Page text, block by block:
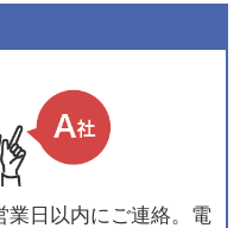
業日以内にご連絡。電